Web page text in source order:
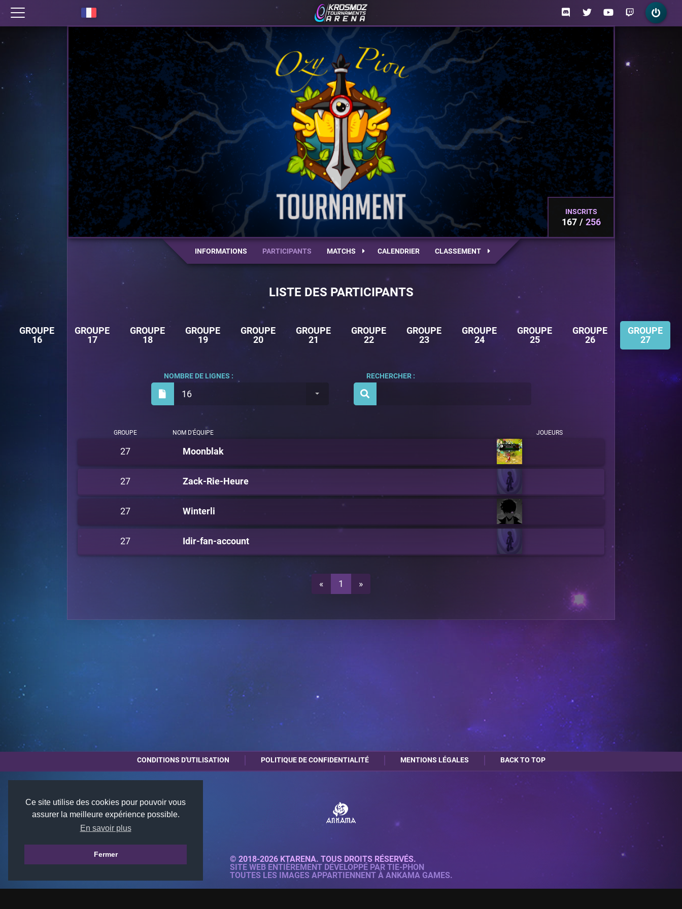
Ce site utilise des cookies pour pouvoir vous
assurer la meilleure expérience possible.
En savoir plus
Fermer
INSCRITS
167 256
INFORMATIONS PARTICIPANTS MATCHS CALENDRIER CLASSEMENT
LISTE DES PARTICIPANTS
GROUPE
16
GROUPE
17
GROUPE
18
GROUPE
19
GROUPE
20
GROUPE
21
GROUPE
22
GROUPE
23
GROUPE
24
GROUPE
25
GROUPE
26
GROUPE
27
16
NOMBRE DE LIGNES : RECHERCHER :
GROUPE NOM D'ÉQUIPE JOUEURS
27 Moonblak
27 Zack-Rie-Heure
27 Winterli
27 Idir-fan-account
« 1 »
CONDITIONS D'UTILISATION POLITIQUE DE CONFIDENTIALITÉ MENTIONS LÉGALES BACK TO TOP
© 2018-2026 KTARENA. TOUS DROITS RÉSERVÉS.
SITE WEB ENTIÈREMENT DÉVELOPPÉ PAR TIE-PHON
TOUTES LES IMAGES APPARTIENNENT À ANKAMA GAMES.